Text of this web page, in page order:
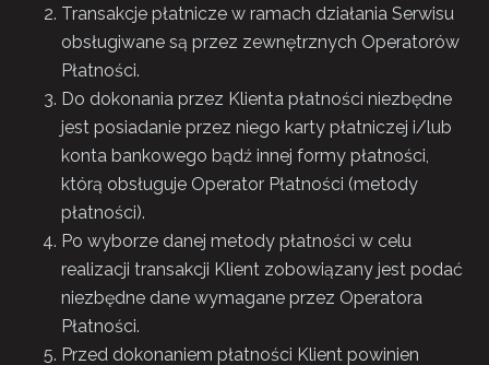
Transakcje płatnicze w ramach działania Serwisu
obsługiwane są przez zewnętrznych Operatorów
Płatności.
Do dokonania przez Klienta płatności niezbędne
jest posiadanie przez niego karty płatniczej i/lub
konta bankowego bądź innej formy płatności,
którą obsługuje Operator Płatności (metody
płatności).
Po wyborze danej metody płatności w celu
realizacji transakcji Klient zobowiązany jest podać
niezbędne dane wymagane przez Operatora
Płatności.
Przed dokonaniem płatności Klient powinien